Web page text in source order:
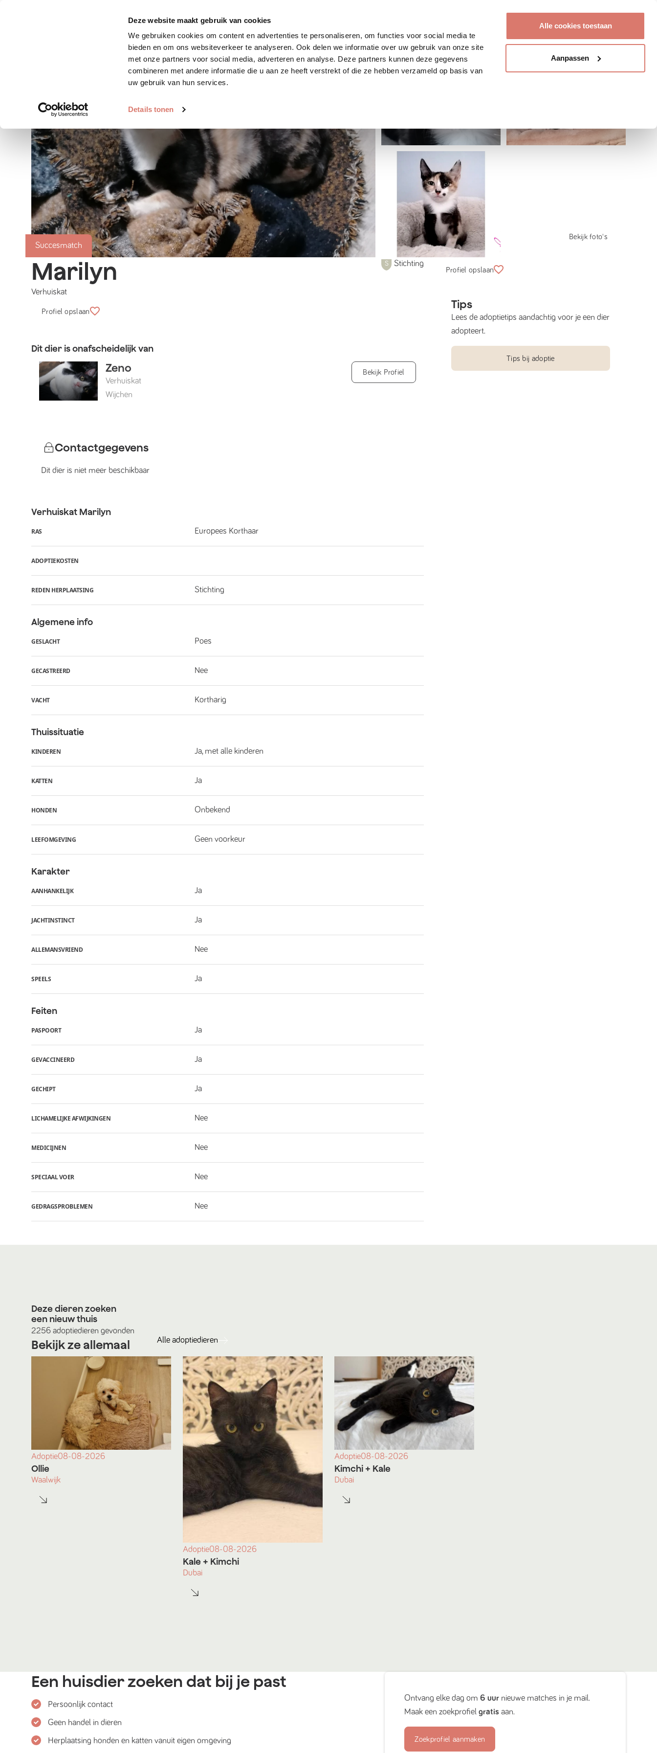
Deze website maakt gebruik van cookies
We gebruiken cookies om content en advertenties te personaliseren, om functies voor social media te
bieden en om ons websiteverkeer te analyseren. Ook delen we informatie over uw gebruik van onze site
met onze partners voor social media, adverteren en analyse. Deze partners kunnen deze gegevens
combineren met andere informatie die u aan ze heeft verstrekt of die ze hebben verzameld op basis van
uw gebruik van hun services.
Details tonen
Alle cookies toestaan
Aanpassen
Zoek huisdier Plaats huisdier Hoe werkt het?
Succesmatch
Bekijk foto's
Marilyn
Verhuiskat
Stichting
Profiel opslaan
Dit dier is onafscheidelijk van
Zeno
Verhuiskat
Wijchen
Bekijk Profiel
Contactgegevens
Dit dier is niet meer beschikbaar
Verhuiskat Marilyn
RAS Europees Korthaar
ADOPTIEKOSTEN
REDEN HERPLAATSING Stichting
Algemene info
GESLACHT Poes
GECASTREERD Nee
VACHT Kortharig
Thuissituatie
KINDEREN Ja, met alle kinderen
KATTEN Ja
HONDEN Onbekend
LEEFOMGEVING Geen voorkeur
Karakter
AANHANKELIJK Ja
JACHTINSTINCT Ja
ALLEMANSVRIEND Nee
SPEELS Ja
Feiten
PASPOORT Ja
GEVACCINEERD Ja
GECHIPT Ja
LICHAMELIJKE AFWIJKINGEN Nee
MEDICIJNEN Nee
SPECIAAL VOER Nee
GEDRAGSPROBLEMEN Nee
Profiel opslaan
Tips
Lees de adoptietips aandachtig voor je een dier
adopteert.
Tips bij adoptie
Deze dieren zoeken
een nieuw thuis
2256 adoptiedieren gevonden
Bekijk ze allemaal Alle adoptiedieren
Adoptie08-08-2026
Ollie
Waalwijk
Adoptie08-08-2026
Kale + Kimchi
Dubai
Adoptie08-08-2026
Kimchi + Kale
Dubai
Een huisdier zoeken dat bij je past
Persoonlijk contact
Geen handel in dieren
Herplaatsing honden en katten vanuit eigen omgeving
Ontvang elke dag om6 uur nieuwe matches in je mail.
Maak een zoekprofielgratis aan.
Zoekprofiel aanmaken